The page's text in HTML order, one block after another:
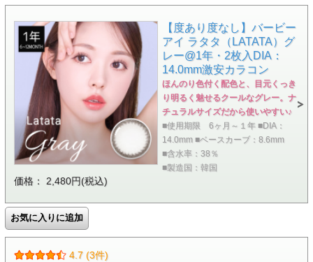
【度あり度なし】バービー
アイ ラタタ（LATATA）グ
レー@1年・2枚入DIA：
14.0mm激安カラコン
ほんのり色付く配色と、目元くっき
り明るく魅せるクールなグレー。ナ
チュラルサイズだから使いやすい♪
■使用期限 6ヶ月～１年 ■DIA：
14.0mm ■ベースカーブ：8.6mm
■含水率：38％
■製造国：韓国
価格： 2,480円(税込)
4.7 (3件)